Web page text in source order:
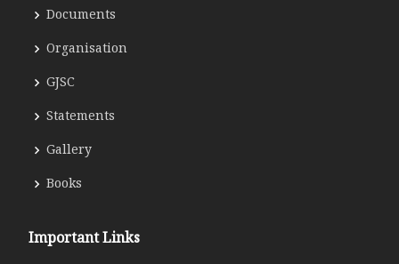
Documents
Organisation
GJSC
Statements
Gallery
Books
Important Links